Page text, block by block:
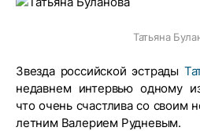
Татьяна
Звезда российской эстрады
недавнем интервью одному
что очень счастлива со
летним Валерием Рудневым.